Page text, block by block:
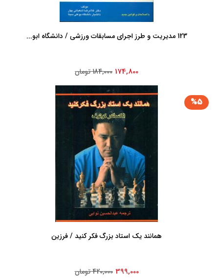
123 مدیریت‏ و طرز اجرای‏ مسابقات‏ ورزشی‏ / دانشگاه ابو...
174,800 184,000 تومان
%5
همانند یک استاد بزرگ فکر کنید / فرزین
399,000 420,000 تومان